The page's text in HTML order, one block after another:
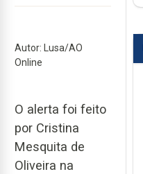
Autor: Lusa/AO
Online
O alerta foi feito
por Cristina
Mesquita de
Oliveira na